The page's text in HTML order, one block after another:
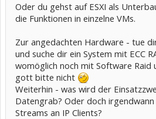
Oder du gehst auf ESXI als
die Funktionen in einzelne VMs.
Zur angedachten Hardware - tue
und suche dir ein System mit ECC
womöglich noch mit Software Raid
gott bitte nicht
Weiterhin - was wird der
Datengrab? Oder doch
Streams an IP Clients?